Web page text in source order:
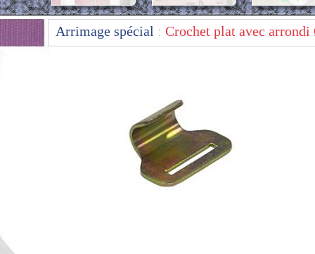
Arrimage spécial : Crochet plat avec